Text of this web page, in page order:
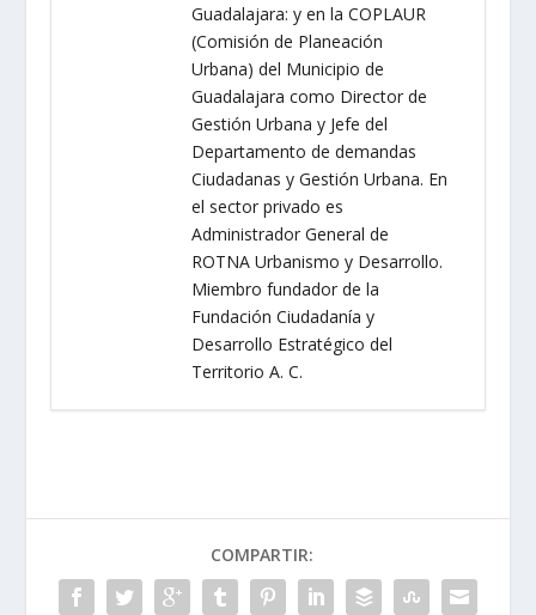
Guadalajara: y en la COPLAUR
(Comisión de Planeación
Urbana) del Municipio de
Guadalajara como Director de
Gestión Urbana y Jefe del
Departamento de demandas
Ciudadanas y Gestión Urbana. En
el sector privado es
Administrador General de
ROTNA Urbanismo y Desarrollo.
Miembro fundador de la
Fundación Ciudadanía y
Desarrollo Estratégico del
Territorio A. C.
COMPARTIR: